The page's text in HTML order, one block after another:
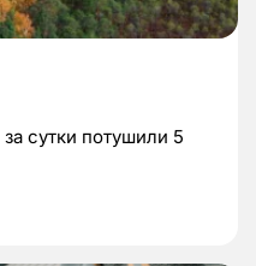
сутки потушили 5